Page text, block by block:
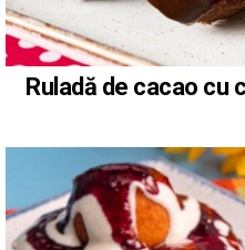
Ruladă de cacao cu